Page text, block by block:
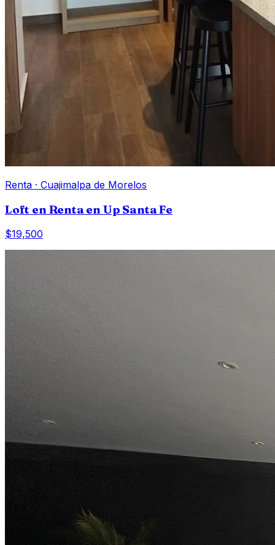
Renta · Cuajimalpa de Morelos
Loft en Renta en Up Santa Fe
$19,500